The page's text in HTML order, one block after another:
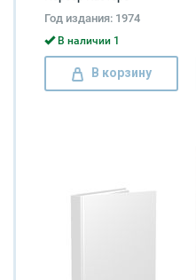
Год издания: 1974
В наличии 1
В корзину